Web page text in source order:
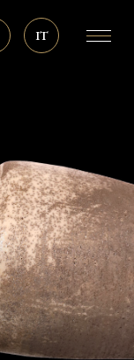
IT